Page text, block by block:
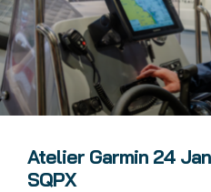
Atelier Garmin 24
SQPX